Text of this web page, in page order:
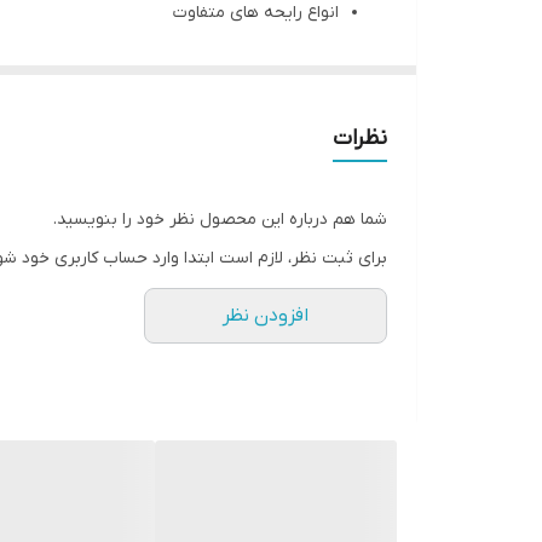
انواع رایحه های متفاوت
توضیحات تکمیلی:
اسپری خوش بو کننده بدن دیزادیز با انواع
تابستانی است .
نظرات
شما هم درباره این محصول نظر خود را بنویسید.
برای ثبت نظر، لازم است ابتدا وارد حساب کاربری خود
افزودن نظر